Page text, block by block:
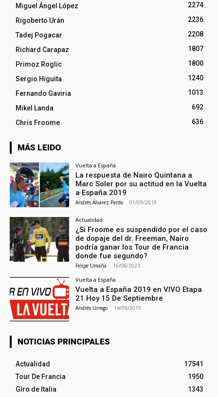
Miguel Ángel López
2274
Rigoberto Urán
2236
Tadej Pogacar
2208
Richard Carapaz
1807
Primoz Roglic
1800
Sergio Higuita
1240
Fernando Gaviria
1013
Mikel Landa
692
Chris Froome
636
MÁS LEIDO
Vuelta a España
La respuesta de Nairo Quintana a
Marc Soler por su actitud en la Vuelta
a España 2019
Andrés Álvarez Pardo - 01/09/2019
Actualidad
¿Si Froome es suspendido por el caso
de dopaje del dr. Freeman, Nairo
podría ganar los Tour de Francia
donde fue segundo?
Felipe Umaña - 16/08/2023
Vuelta a España
Vuelta a España 2019 en VIVO Etapa
21 Hoy 15 De Septiembre
Andrés Urrego - 14/09/2019
NOTICIAS PRINCIPALES
Actualidad
17541
Tour De Francia
1950
Giro de Italia
1343